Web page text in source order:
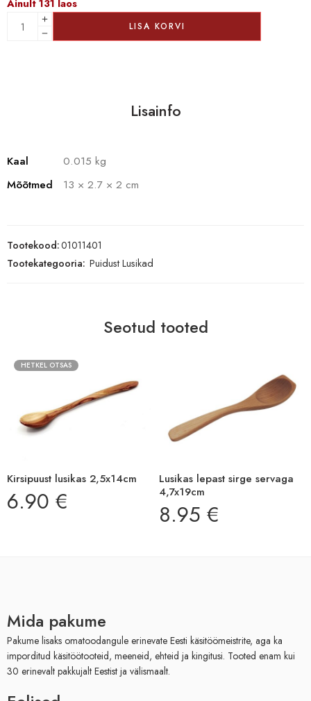
Ainult 131 laos
LISA KORVI
Lisainfo
Kaal
0.015 kg
Mõõtmed
13 × 2.7 × 2 cm
Tootekood:01011401
Tootekategooria: Puidust Lusikad
Seotud tooted
HETKEL OTSAS
Kirsipuust lusikas 2,5x14cm
6.90 €
Lusikas lepast sirge servaga
4,7x19cm
8.95 €
Mida pakume
Pakume lisaks omatoodangule erinevate Eesti käsitöömeistrite, aga ka
imporditud käsitöötooteid, meeneid, ehteid ja kingitusi. Tooted enam kui
30 erinevalt pakkujalt Eestist ja välismaalt.